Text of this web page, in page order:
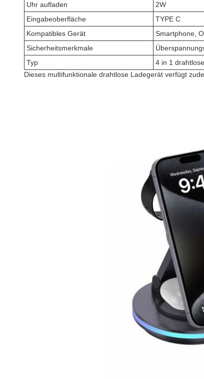
Uhr aufladen
2W
Eingabeoberfläche
TYPE C
Kompatibles Gerät
Smartphone,
Sicherheitsmerkmale
Typ
4 in 1
Dieses multifunktionale drahtlose Ladegerät verfügt